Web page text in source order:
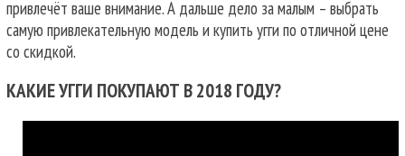
привлечёт ваше внимание. А дальше дело за малым – выбрать
самую привлекательную модель и купить угги по отличной цене
со скидкой.
КАКИЕ УГГИ ПОКУПАЮТ В 2018 ГОДУ?